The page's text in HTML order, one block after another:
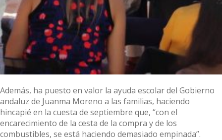
Además, ha puesto en valor la ayuda escolar del Gobierno
andaluz de Juanma Moreno a las familias, haciendo
hincapié en la cuesta de septiembre que, “con el
encarecimiento de la cesta de la compra y de los
combustibles, se está haciendo demasiado empinada”.